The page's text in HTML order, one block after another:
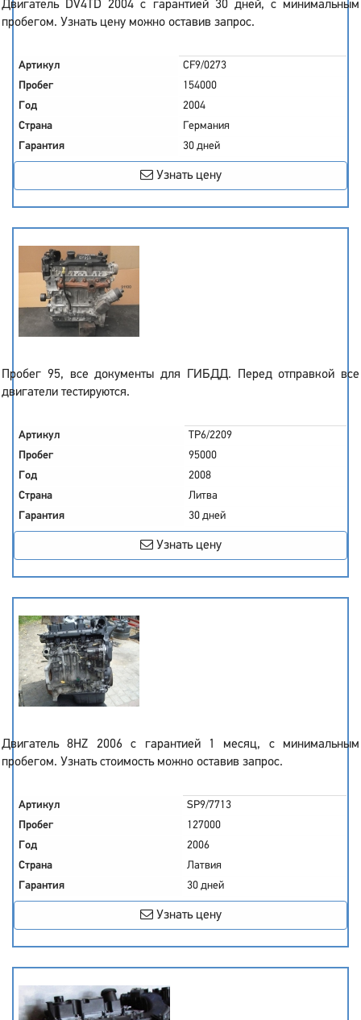
Двигатель DV4TD 2004 с гарантией 30 дней, с минимальным
пробегом. Узнать цену можно оставив запрос.
Артикул
CF9/0273
Пробег
154000
Год
2004
Страна
Германия
Гарантия
30 дней
Узнать цену
Пробег 95, все документы для ГИБДД. Перед отправкой все
двигатели тестируются.
Артикул
TP6/2209
Пробег
95000
Год
2008
Страна
Литва
Гарантия
30 дней
Узнать цену
Двигатель 8HZ 2006 с гарантией 1 месяц, с минимальным
пробегом. Узнать стоимость можно оставив запрос.
Артикул
SP9/7713
Пробег
127000
Год
2006
Страна
Латвия
Гарантия
30 дней
Узнать цену